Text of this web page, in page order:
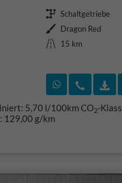
Getriebe Schaltgetriebe
Außenfarbe Dragon Red
Kilometerstand
15 km
RückrufWir
5,70 l/100kmCO2-
129,00 g/km